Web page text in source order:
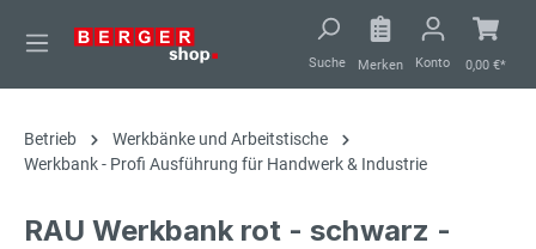
springen
Suche Merken Konto 0,00 €*
Betrieb
Werkbänke und Arbeitstische
Werkbank - Profi Ausführung für Handwerk & Industrie
RAU Werkbank rot - schwarz -